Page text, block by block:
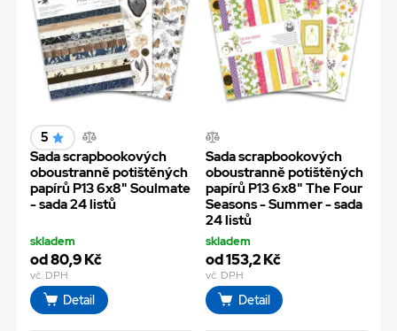
5
Sada scrapbookových
oboustranně potištěných
papírů P13 6x8" Soulmate
- sada 24 listů
skladem
od 80,9 Kč
vč. DPH
Detail
Sada scrapbookových
oboustranně potištěných
papírů P13 6x8" The Four
Seasons - Summer - sada
24 listů
skladem
od 153,2 Kč
vč. DPH
Detail